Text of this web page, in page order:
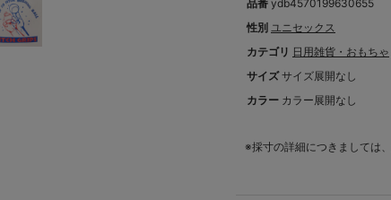
品番 ydb4570199630655
性別 ユニセックス
カテゴリ 日用雑貨・おもちゃ
サイズ サイズ展開なし
カラー カラー展開なし
※採寸の詳細につきましては、